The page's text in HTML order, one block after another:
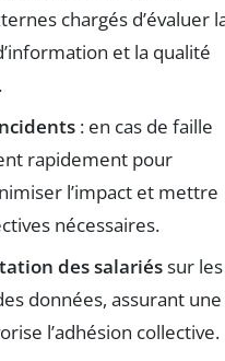
chargés d’évaluer
et la qualité
: en cas de faille
rapidement pour
l’impact et mettre
nécessaires.
des salariéssur les
données, assurant une
l’adhésion collective.